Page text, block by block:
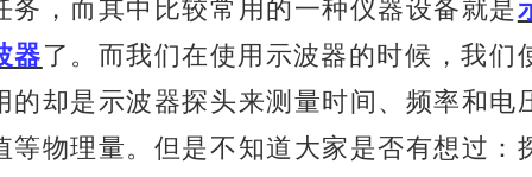
务，而其中比较常用的一种仪器设备就是
器了。而我们在使用 示波器的时候，我们
的却是示波器探头来测量时间、频率和电
等物理量。但是不知道大家是否有想过：